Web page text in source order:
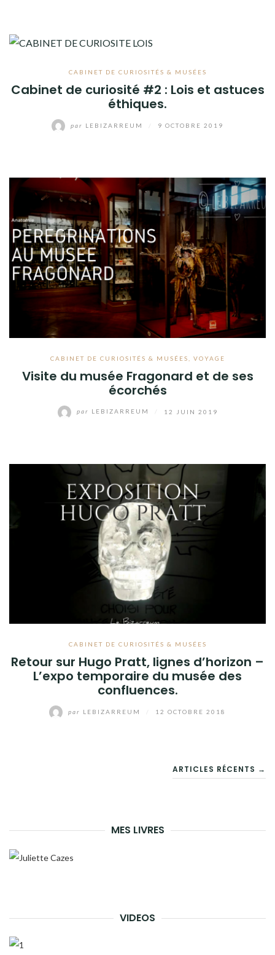
CABINET DE CURIOSITÉS & MUSÉES
Cabinet de curiosité #2 : Lois et astuces
éthiques.
par LEBIZARREUM 9 OCTOBRE 2019
CABINET DE CURIOSITÉS & MUSÉES VOYAGE
Visite du musée Fragonard et de ses
écorchés
par LEBIZARREUM 12 JUIN 2019
CABINET DE CURIOSITÉS & MUSÉES
Retour sur Hugo Pratt, lignes d’horizon –
L’expo temporaire du musée des
confluences.
par LEBIZARREUM 12 OCTOBRE 2018
ARTICLES
ARTICLES RÉCENTS →
MES LIVRES
VIDEOS